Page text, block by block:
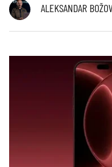
ALEKSANDAR